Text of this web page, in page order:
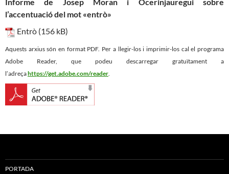
l’accentuació del mot «entrò»
Entrò (156 kB)
Aquests arxius són en format PDF. Per a llegir-los i imprimir-los cal el programa
Adobe Reader, que podeu descarregar gratuïtament a
l’adreçahttps://get.adobe.com/reader
PORTADA